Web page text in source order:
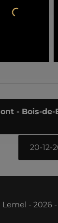
- Bois-
20-12-
Lemel - 2026 -